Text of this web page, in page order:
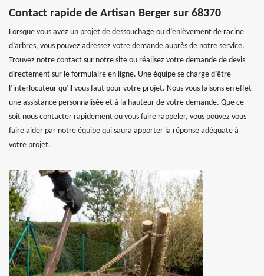
Contact rapide de Artisan Berger sur 68370
Lorsque vous avez un projet de dessouchage ou d’enlèvement de racine
d’arbres, vous pouvez adressez votre demande auprès de notre service.
Trouvez notre contact sur notre site ou réalisez votre demande de devis
directement sur le formulaire en ligne. Une équipe se charge d’être
l’interlocuteur qu’il vous faut pour votre projet. Nous vous faisons en effet
une assistance personnalisée et à la hauteur de votre demande. Que ce
soit nous contacter rapidement ou vous faire rappeler, vous pouvez vous
faire aider par notre équipe qui saura apporter la réponse adéquate à
votre projet.